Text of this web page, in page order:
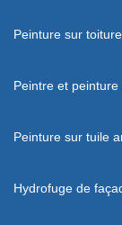
Peinture sur
Peintre et
Peinture sur tuile
Hydrofuge de